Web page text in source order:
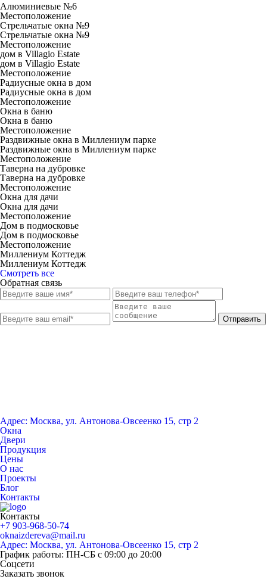
Алюминиевые №6
Местоположение
Стрельчатые окна №9
Стрельчатые окна №9
Местоположение
дом в Villagio Estate
дом в Villagio Estate
Местоположение
Радиусные окна в дом
Радиусные окна в дом
Местоположение
Окна в баню
Окна в баню
Местоположение
Раздвижные окна в Миллениум парке
Раздвижные окна в Миллениум парке
Местоположение
Таверна на дубровке
Таверна на дубровке
Местоположение
Окна для дачи
Окна для дачи
Местоположение
Дом в подмосковье
Дом в подмосковье
Местоположение
Миллениум Коттедж
Миллениум Коттедж
Смотреть все
Обратная связь
Отправить
Адрес: Москва, ул. Антонова-Овсеенко 15, стр 2
Окна
Двери
Продукция
Цены
О нас
Проекты
Блог
Контакты
Контакты
+7 903-968-50-74
oknaizdereva@mail.ru
Адрес: Москва, ул. Антонова-Овсеенко 15, стр 2
График работы: ПН-СБ с 09:00 до 20:00
Соцсети
Заказать звонок